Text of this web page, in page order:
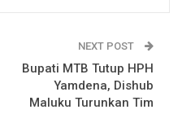
NEXT POST
Bupati MTB Tutup HPH
Yamdena, Dishub
Maluku Turunkan Tim